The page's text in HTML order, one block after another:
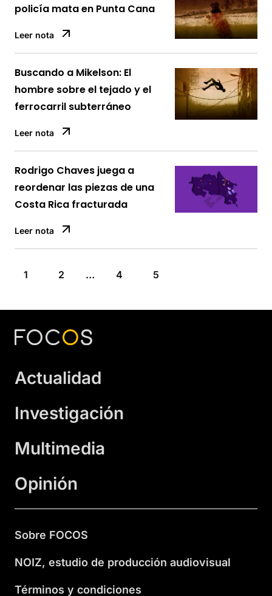
policía mata en Punta Cana
Leer nota
Buscando a Mikelson: El
hombre sobre el tejado y el
ferrocarril subterráneo
Leer nota
Rodrigo Chaves juega a
reordenar las piezas de una
Costa Rica fracturada
Leer nota
1 2 … 4 5
Actualidad
Investigación
Multimedia
Opinión
Sobre FOCOS
NOIZ, estudio de producción audiovisual
Términos y condiciones